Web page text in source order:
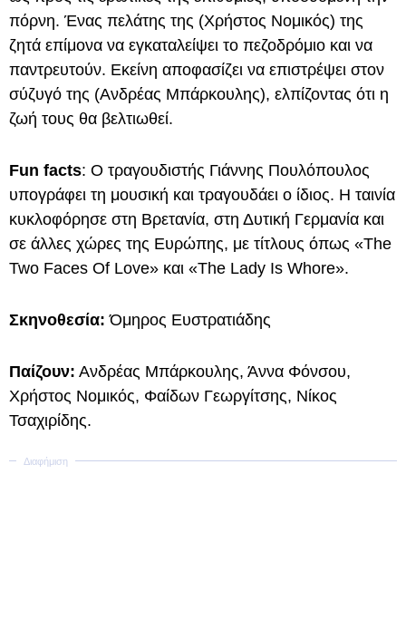
πόρνη. Ένας πελάτης της (Χρήστος Νομικός) της
ζητά επίμονα να εγκαταλείψει το πεζοδρόμιο και να
παντρευτούν. Εκείνη αποφασίζει να επιστρέψει στον
σύζυγό της (Ανδρέας Μπάρκουλης), ελπίζοντας ότι η
ζωή τους θα βελτιωθεί.
Fun facts: Ο τραγουδιστής Γιάννης Πουλόπουλος
υπογράφει τη μουσική και τραγουδάει ο ίδιος. Η ταινία
κυκλοφόρησε στη Βρετανία, στη Δυτική Γερμανία και
σε άλλες χώρες της Ευρώπης, με τίτλους όπως «The
Two Faces Of Love» και «The Lady Is Whore».
Σκηνοθεσία:Όμηρος Ευστρατιάδης
Παίζουν: Ανδρέας Μπάρκουλης, Άννα Φόνσου,
Χρήστος Νομικός, Φαίδων Γεωργίτσης, Νίκος
Τσαχιρίδης.